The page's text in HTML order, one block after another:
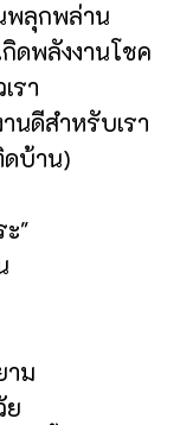
พลุกพล่าน
ดพลังงานโชค
รา
นดีสำหรับเรา
ดบ้าน)
ะ"
าม
ย